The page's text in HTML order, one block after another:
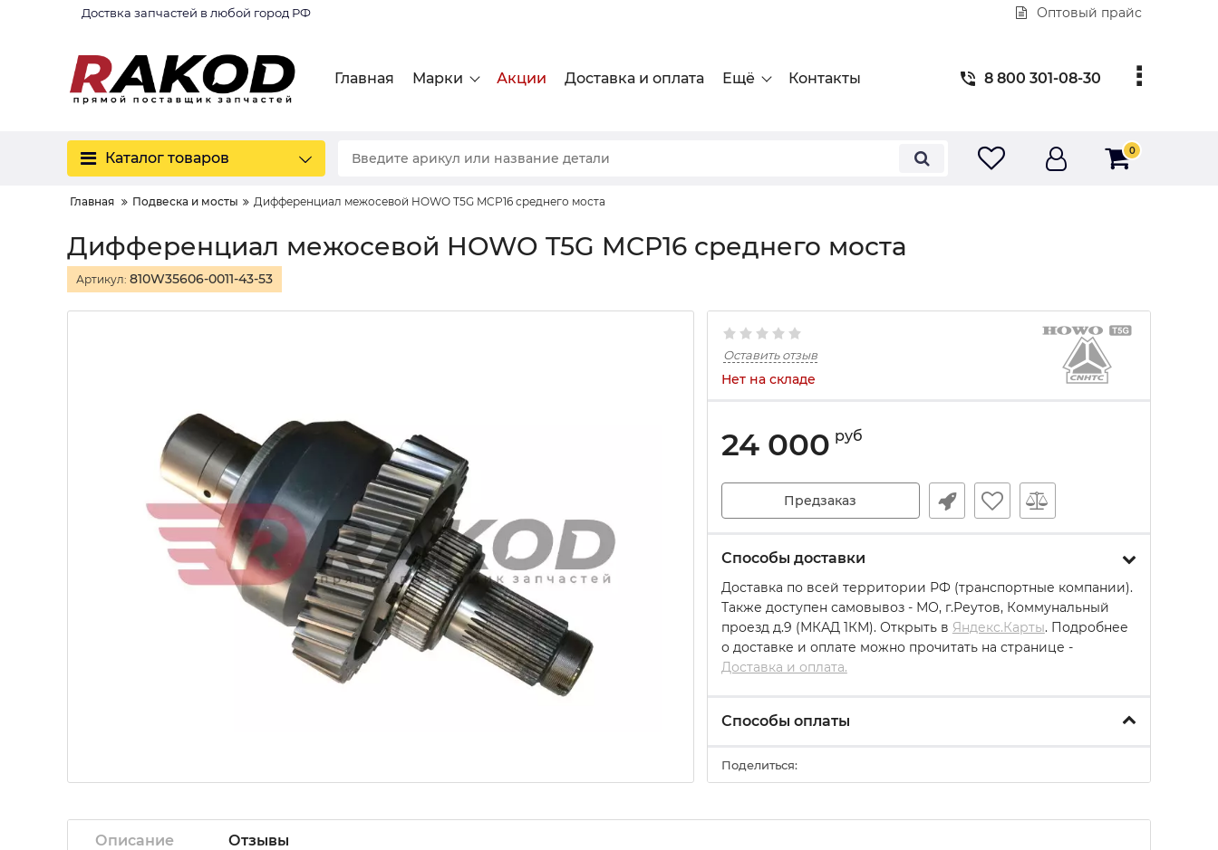
Доствка запчастей в любой город РФ Оптовый прайс
Главная Марки Акции Доставка и оплата Ещё Контакты 8 800 301-08-30
Каталог товаров 0
Главная Подвеска и мосты Дифференциал межосевой HOWO T5G MCP16 среднего моста
Дифференциал межосевой HOWO T5G MCP16 среднего моста
Артикул: 810W35606-0011-43-53
Оставить отзыв
Нет на складе
24 000 руб
Предзаказ
Способы доставки
Доставка по всей территории РФ (транспортные компании).
Также доступен самовывоз - МО, г.Реутов, Коммунальный
проезд д.9 (МКАД 1КМ). Открыть в Яндекс.Карты. Подробнее
о доставке и оплате можно прочитать на странице -
Доставка и оплата.
Способы оплаты
Поделиться:
Описание Отзывы